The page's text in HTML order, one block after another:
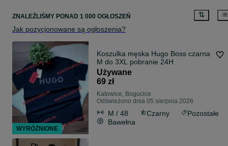
ZNALEŹLIŚMY PONAD 1 000 OGŁOSZEŃ
Jak pozycjonowane są ogłoszenia?
Koszulka męska Hugo Boss czarna
M do 3XL pobranie 24H
Używane
69 zł
Katowice, Bogucice
Odświeżono dnia 05 sierpnia 2026
M / 48 Czarny
Pozostałe
Bawełna
WYRÓŻNIONE